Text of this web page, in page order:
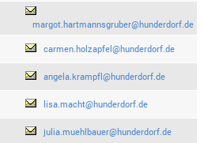
margot.hartmannsgruber@hunderdorf.de
carmen.holzapfel@hunderdorf.de
angela.krampfl@hunderdorf.de
lisa.macht@hunderdorf.de
julia.muehlbauer@hunderdorf.de